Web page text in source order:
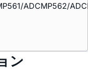
ADCMP562/
ン